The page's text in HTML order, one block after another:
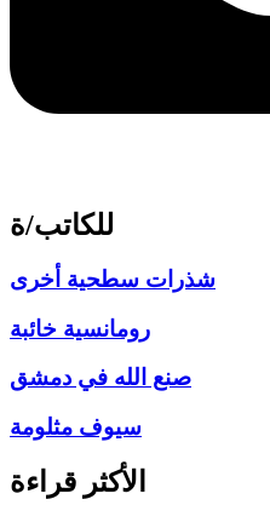
للكاتب/ة
شذرات سطحية أخرى
رومانسية خائبة
صنع الله في دمشق
سيوف مثلومة
الأكثر قراءة